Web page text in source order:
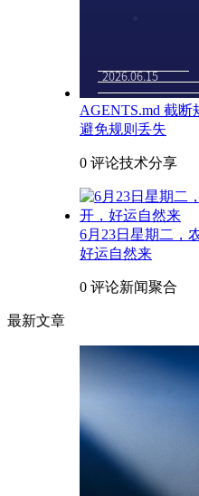
AGENTS.md 截
避免规则丢失
0 评论技术分享
6月23日星期二，
好运自然来
0 评论新闻聚合
最新文章